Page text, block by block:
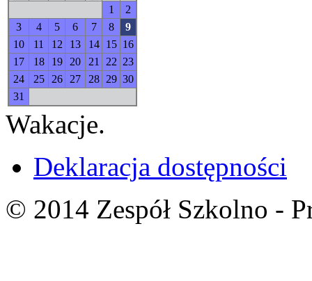
1
2
3
4 5 6 7 8
9
10
11 12 13 14 15 16
17
18 19 20 21 22 23
24
25 26 27 28 29 30
31
Wakacje.
Deklaracja dostępności
© 2014 Zespół Szkolno -